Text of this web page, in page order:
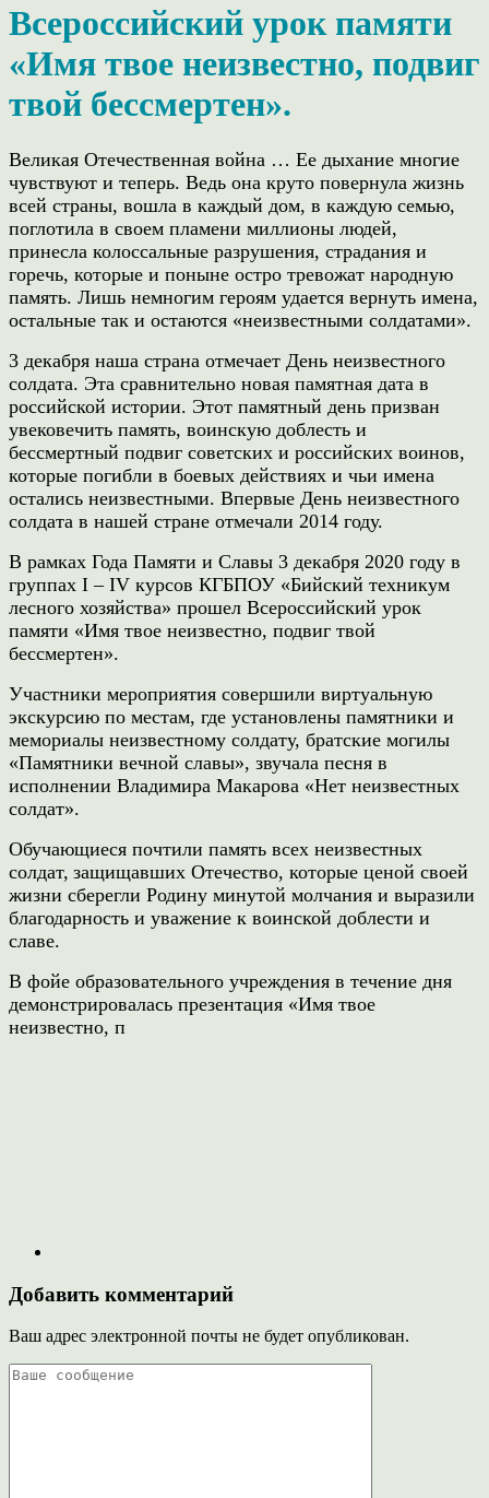
Всероссийский урок памяти
«Имя твое неизвестно, подвиг
твой бессмертен».
Великая Отечественная война … Ее дыхание многие
чувствуют и теперь. Ведь она круто повернула жизнь
всей страны, вошла в каждый дом, в каждую семью,
поглотила в своем пламени миллионы людей,
принесла колоссальные разрушения, страдания и
горечь, которые и поныне остро тревожат народную
память. Лишь немногим героям удается вернуть имена,
остальные так и остаются «неизвестными солдатами».
3 декабря наша страна отмечает День неизвестного
солдата. Эта сравнительно новая памятная дата в
российской истории. Этот памятный день призван
увековечить память, воинскую доблесть и
бессмертный подвиг советских и российских воинов,
которые погибли в боевых действиях и чьи имена
остались неизвестными. Впервые День неизвестного
солдата в нашей стране отмечали 2014 году.
В рамках Года Памяти и Славы 3 декабря 2020 году в
группах I – IV курсов КГБПОУ «Бийский техникум
лесного хозяйства» прошел Всероссийский урок
памяти «Имя твое неизвестно, подвиг твой
бессмертен».
Участники мероприятия совершили виртуальную
экскурсию по местам, где установлены памятники и
мемориалы неизвестному солдату, братские могилы
«Памятники вечной славы», звучала песня в
исполнении Владимира Макарова «Нет неизвестных
солдат».
Обучающиеся почтили память всех неизвестных
солдат, защищавших Отечество, которые ценой своей
жизни сберегли Родину минутой молчания и выразили
благодарность и уважение к воинской доблести и
славе.
В фойе образовательного учреждения в течение дня
демонстрировалась презентация «Имя твое
неизвестно, п
Добавить комментарий
Ваш адрес электронной почты не будет опубликован.